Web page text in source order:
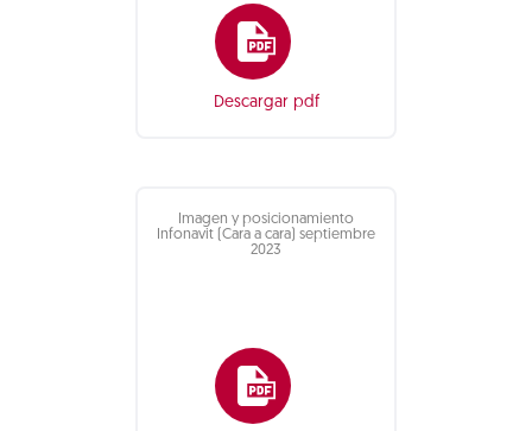
Descargar pdf
Imagen y posicionamiento
Infonavit (Cara a cara) septiembre
2023